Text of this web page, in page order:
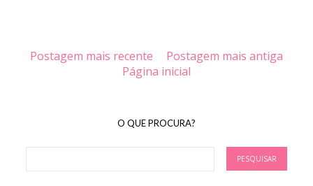
Postagem mais recente
Postagem mais antiga
Página inicial
O QUE PROCURA?